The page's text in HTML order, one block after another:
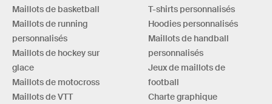
Maillots de basketball
Maillots de running
personnalisés
Maillots de hockey sur
glace
Maillots de motocross
Maillots de VTT
T-shirts personnalisés
Hoodies personnalisés
Maillots de handball
personnalisés
Jeux de maillots de
football
Charte graphique